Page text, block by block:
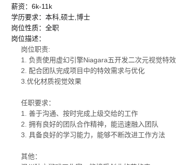
薪资：6k-11k
学历要求：本科,硕士,博士
岗位性质：全职
岗位描述：
岗位职责:
1. 负责使用虚幻引擎Niagara五开发二次元视觉特效
2. 配合团队完成项目中的特效需求与优化
3.优化材质视觉效果
任职要求：
1. 善于沟通、按时完成上级交给的工作
2. 拥有良好的团队合作精神，能迅速融入团队
3. 具备良好的学习能力，能够不断改进工作方法
其他：